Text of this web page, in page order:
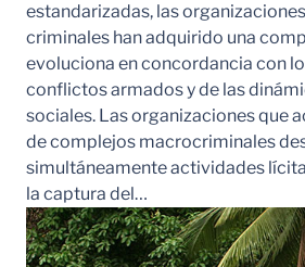
estandarizadas, las
criminales han adquirido una
evoluciona en concordancia con
conflictos armados y de las
sociales. Las organizaciones que
de complejos macrocriminales
simultáneamente actividades
la captura del…